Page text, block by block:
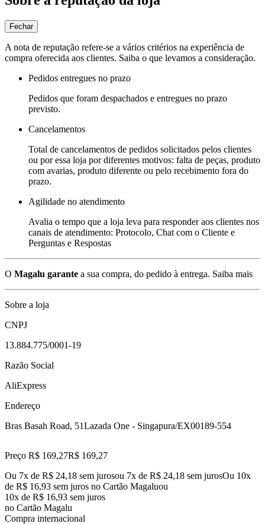
Fechar
A nota de reputação refere-se a vários critérios na experiência de
compra oferecida aos clientes. Saiba o que levamos a consideração.
Pedidos entregues no prazo
Pedidos que foram despachados e entregues no prazo
previsto.
Cancelamentos
Total de cancelamentos de pedidos solicitados pelos clientes
ou por essa loja por diferentes motivos: falta de peças, produto
com avarias, produto diferente ou pelo recebimento fora do
prazo.
Agilidade no atendimento
Avalia o tempo que a loja leva para responder aos clientes nos
canais de atendimento: Protocolo, Chat com o Cliente e
Perguntas e Respostas
O Magalu garante a sua compra, do pedido à entrega. Saiba mais
Sobre a loja
CNPJ
13.884.775/0001-19
Razão Social
AliExpress
Endereço
Bras Basah Road, 51Lazada One - Singapura/EX00189-554
Preço R$ 169,27R$ 169,27
Ou 7x de R$ 24,18 sem jurosou 7x de R$ 24,18 sem jurosOu 10x
de R$ 16,93 sem juros no Cartão Magaluou
10x de R$ 16,93 sem juros
no Cartão Magalu
Compra internacional